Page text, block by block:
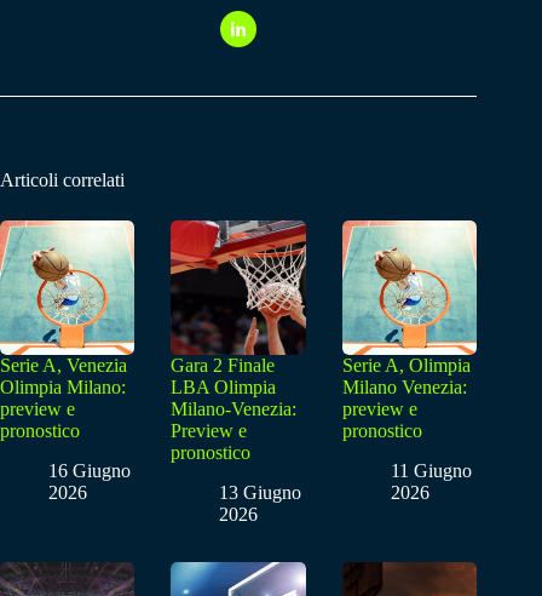
Articoli correlati
Serie A, Venezia
Olimpia Milano:
preview e
pronostico
16 Giugno
2026
Gara 2 Finale
LBA Olimpia
Milano-Venezia:
Preview e
pronostico
13 Giugno
2026
Serie A, Olimpia
Milano Venezia:
preview e
pronostico
11 Giugno
2026